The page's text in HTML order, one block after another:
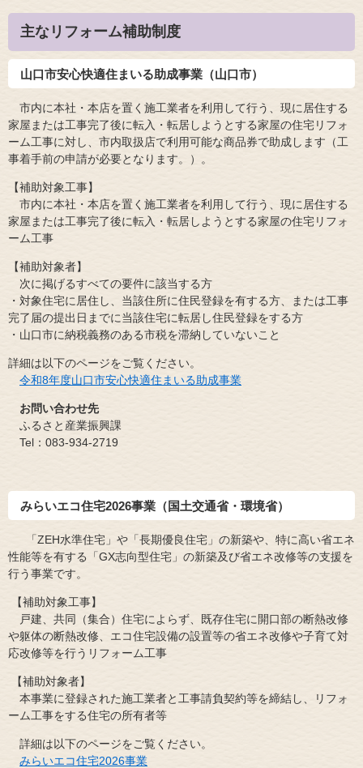
主なリフォーム補助制度
山口市安心快適住まいる助成事業（山口市）
市内に本社・本店を置く施工業者を利用して行う、現に居住する
家屋または工事完了後に転入・転居しようとする家屋の住宅リフォ
ーム工事に対し、市内取扱店で利用可能な商品券で助成します（工
事着手前の申請が必要となります。）。
【補助対象工事】
市内に本社・本店を置く施工業者を利用して行う、現に居住する
家屋または工事完了後に転入・転居しようとする家屋の住宅リフォ
ーム工事
【補助対象者】
次に掲げるすべての要件に該当する方
・対象住宅に居住し、当該住所に住民登録を有する方、または工事
完了届の提出日までに当該住宅に転居し住民登録をする方
・山口市に納税義務のある市税を滞納していないこと
詳細は以下のページをご覧ください。
令和8年度山口市安心快適住まいる助成事業
お問い合わせ先
ふるさと産業振興課
Tel：083-934-2719
みらいエコ住宅2026事業 （国土交通省・環境省）
「ZEH水準住宅」や「長期優良住宅」の新築や、特に高い省エネ
性能等を有する「GX志向型住宅」の新築及び省エネ改修等の支援を
行う事業です。
【補助対象工事】
​ 戸建、共同（集合）住宅によらず、既存住宅に開口部の断熱改修
や躯体の断熱改修、エコ住宅設備の設置等の省エネ改修や子育て対
応改修等を行うリフォーム工事
【補助対象者】
​ 本事業に登録された施工業者と工事請負契約等を締結し、リフォ
ーム工事をする住宅の所有者等
詳細は以下のページをご覧ください。
みらいエコ住宅2026事業​